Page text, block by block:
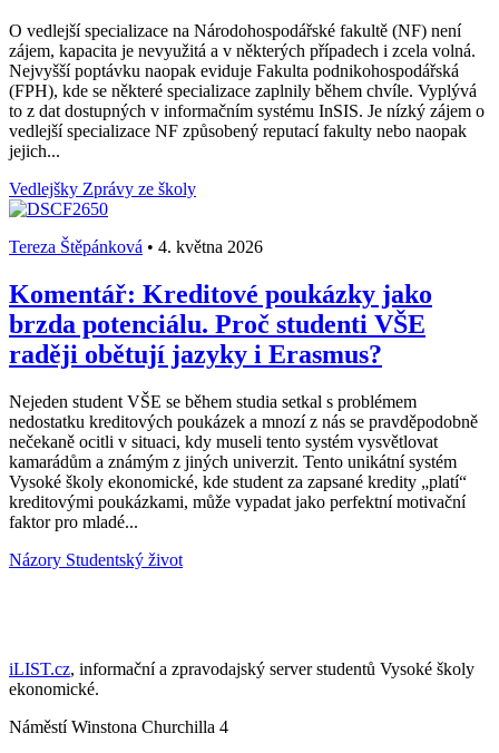
O vedlejší specializace na Národohospodářské fakultě (NF) není
zájem, kapacita je nevyužitá a v některých případech i zcela volná.
Nejvyšší poptávku naopak eviduje Fakulta podnikohospodářská
(FPH), kde se některé specializace zaplnily během chvíle. Vyplývá
to z dat dostupných v informačním systému InSIS. Je nízký zájem o
vedlejší specializace NF způsobený reputací fakulty nebo naopak
jejich...
Vedlejšky Zprávy ze školy
Tereza Štěpánková • 4. května 2026
Komentář: Kreditové poukázky jako
brzda potenciálu. Proč studenti VŠE
raději obětují jazyky i Erasmus?
Nejeden student VŠE se během studia setkal s problémem
nedostatku kreditových poukázek a mnozí z nás se pravděpodobně
nečekaně ocitli v situaci, kdy museli tento systém vysvětlovat
kamarádům a známým z jiných univerzit. Tento unikátní systém
Vysoké školy ekonomické, kde student za zapsané kredity „platí“
kreditovými poukázkami, může vypadat jako perfektní motivační
faktor pro mladé...
Názory Studentský život
iLIST.cz, informační a zpravodajský server studentů Vysoké školy
ekonomické.
Náměstí Winstona Churchilla 4